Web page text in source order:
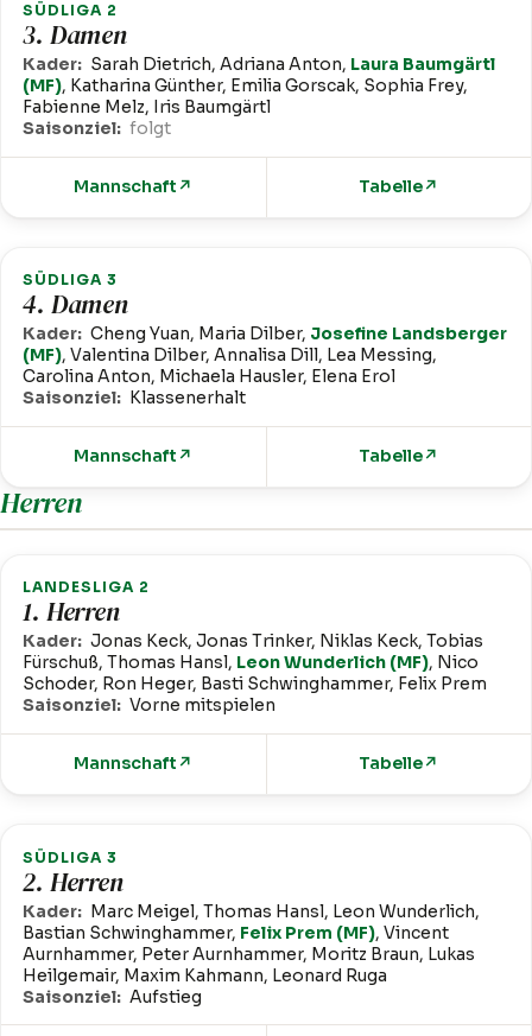
SÜDLIGA 2
3. Damen
Kader: Sarah Dietrich, Adriana Anton, Laura Baumgärtl
(MF), Katharina Günther, Emilia Gorscak, Sophia Frey,
Fabienne Melz, Iris Baumgärtl
Saisonziel: folgt
Mannschaft ↗ Tabelle↗
SÜDLIGA 3
4. Damen
Kader: Cheng Yuan, Maria Dilber, Josefine Landsberger
(MF), Valentina Dilber, Annalisa Dill, Lea Messing,
Carolina Anton, Michaela Hausler, Elena Erol
Saisonziel: Klassenerhalt
Mannschaft ↗ Tabelle↗
Herren
LANDESLIGA 2
1. Herren
Kader: Jonas Keck, Jonas Trinker, Niklas Keck, Tobias
Fürschuß, Thomas Hansl, Leon Wunderlich (MF), Nico
Schoder, Ron Heger, Basti Schwinghammer, Felix Prem
Saisonziel: Vorne mitspielen
Mannschaft ↗ Tabelle↗
SÜDLIGA 3
2. Herren
Kader: Marc Meigel, Thomas Hansl, Leon Wunderlich,
Bastian Schwinghammer, Felix Prem (MF), Vincent
Aurnhammer, Peter Aurnhammer, Moritz Braun, Lukas
Heilgemair, Maxim Kahmann, Leonard Ruga
Saisonziel: Aufstieg